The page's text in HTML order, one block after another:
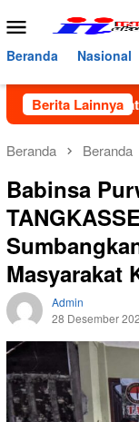
ke
konten
Menu
Mobile
Beranda Nasional
Berita Lainnya
Kedatangan
Beranda Beranda
Babinsa
Masyarakat
Admin
28 Desember